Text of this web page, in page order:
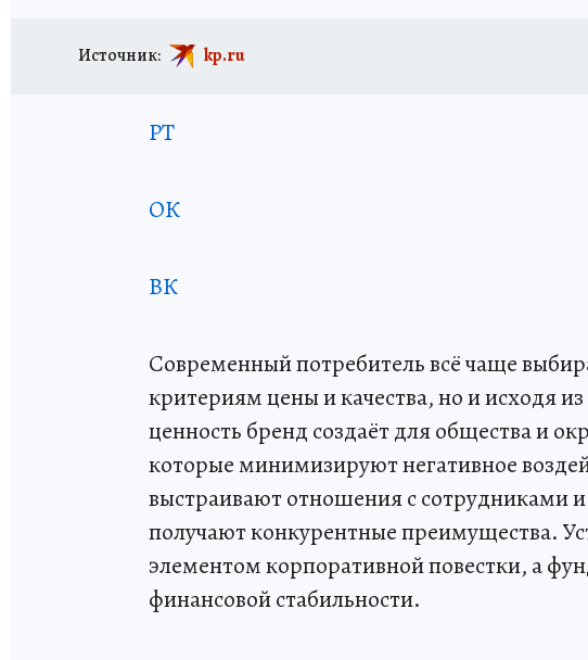
Источник: kp.ru
РТ
ОК
ВК
Современный потребитель всё чаще
критериям цены и качества, но и исходя
ценность бренд создаёт для общества и
которые минимизируют негативное
выстраивают отношения с сотрудниками
получают конкурентные преимущества.
элементом корпоративной повестки, а
финансовой стабильности.